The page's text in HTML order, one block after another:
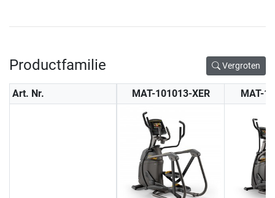
Productfamilie Vergroten
Art. Nr. MAT-101013-XER MAT-